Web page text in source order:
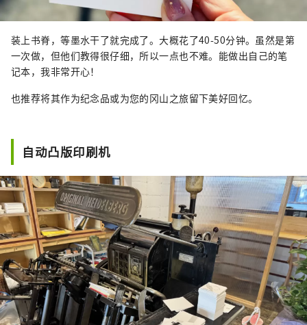
装上书脊，等墨水干了就完成了。大概花了40-50分钟。虽然是第
一次做，但他们教得很仔细，所以一点也不难。能做出自己的笔
记本，我非常开心！
也推荐将其作为纪念品或为您的冈山之旅留下美好回忆。
自动凸版印刷机